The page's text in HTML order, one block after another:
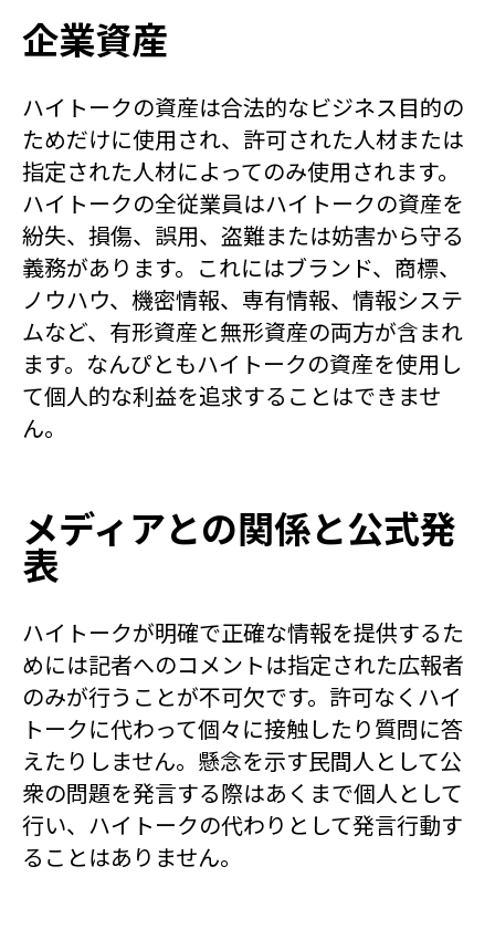
企業資産
ハイトークの資産は合法的なビジネス目的の
ためだけに使用され、許可された人材または
指定された人材によってのみ使用されます。
ハイトークの全従業員はハイトークの資産を
紛失、損傷、誤用、盗難または妨害から守る
義務があります。これにはブランド、商標、
ノウハウ、機密情報、専有情報、情報システ
ムなど、有形資産と無形資産の両方が含まれ
ます。なんぴともハイトークの資産を使用し
て個人的な利益を追求することはできませ
ん。
メディアとの関係と公式発
表
ハイトークが明確で正確な情報を提供するた
めには記者へのコメントは指定された広報者
のみが行うことが不可欠です。許可なくハイ
トークに代わって個々に接触したり質問に答
えたりしません。懸念を示す民間人として公
衆の問題を発言する際はあくまで個人として
行い、ハイトークの代わりとして発言行動す
ることはありません。